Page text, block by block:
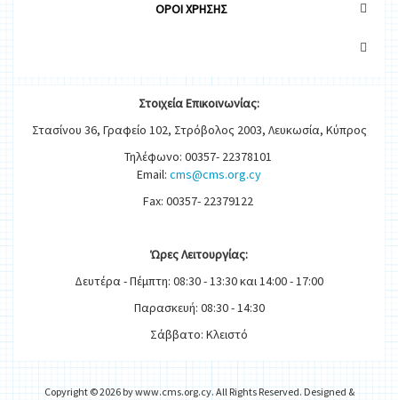
OΡΟΙ ΧΡΗΣΗΣ
ΣτοιχείαΕπικοινωνίας:
Στασίνου 36, Γραφείο 102, Στρόβολος 2003, Λευκωσία, Κύπρος
Τηλέφωνο: 00357- 22378101
Email: cms@cms.org.cy
Fax: 00357- 22379122
ΏρεςΛειτουργίας:
Δευτέρα - Πέμπτη: 08:30 - 13:30 και 14:00 - 17:00
Παρασκευή: 08:30 - 14:30
Σάββατο: Κλειστό
Copyright © 2026 by www.cms.org.cy. All Rights Reserved. Designed &